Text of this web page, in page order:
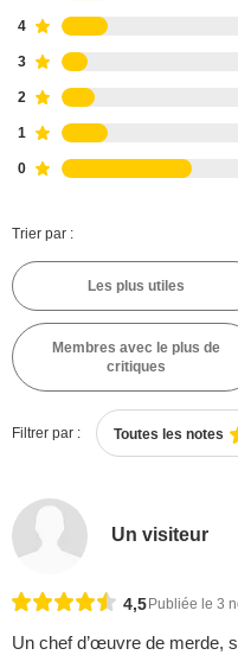
4
3
2
1
0
Trier par :
Les plus utiles
Membres avec le plus de
critiques
Filtrer par : Toutes les notes
Un visiteur
4,5 Publiée le 3
Un chef d’œuvre de merde,